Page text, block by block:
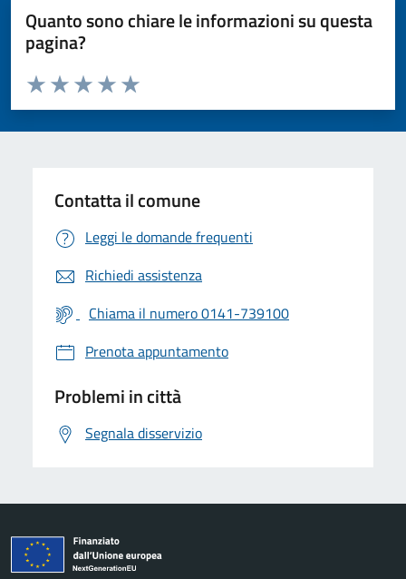
Quanto sono chiare le informazioni su questa
pagina?
Valuta da 1 a 5 stelle la pagina
Valuta 5 stelle su 5
Valuta 4 stelle su 5
Valuta 3 stelle su 5
Valuta 2 stelle su 5
Valuta 1 stelle su 5
Contatta il comune
Leggi le domande frequenti
Richiedi assistenza
Chiama il numero 0141-739100
Prenota appuntamento
Problemi in città
Segnala disservizio